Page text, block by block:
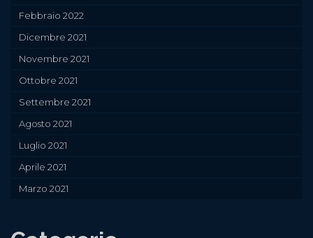
Febbraio 2022
Dicembre 2021
Novembre 2021
Ottobre 2021
Settembre 2021
Agosto 2021
Luglio 2021
Aprile 2021
Marzo 2021